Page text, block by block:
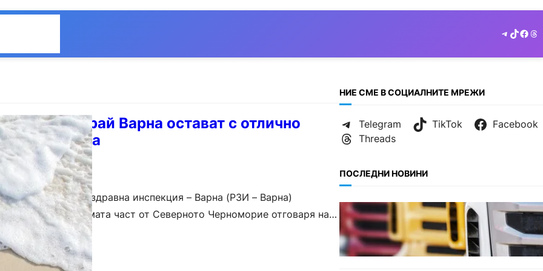
Telegram
TikTok
плажове край Варна остават с отлично
вода
на Регионалната здравна инспекция – Варна (РЗИ – Варна)
вода по по-голямата част от Северното Черноморие отговаря на
за качество. Към момента няма…
НИЕ СМЕ В СОЦИАЛНИТЕ МРЕЖИ
Telegram TikTok
Facebook
Threads
ПОСЛЕДНИ НОВИНИ
БЪЛГАРИЯ
Нови ограничения за
камионите над 12 тона по
ключови пътища през август